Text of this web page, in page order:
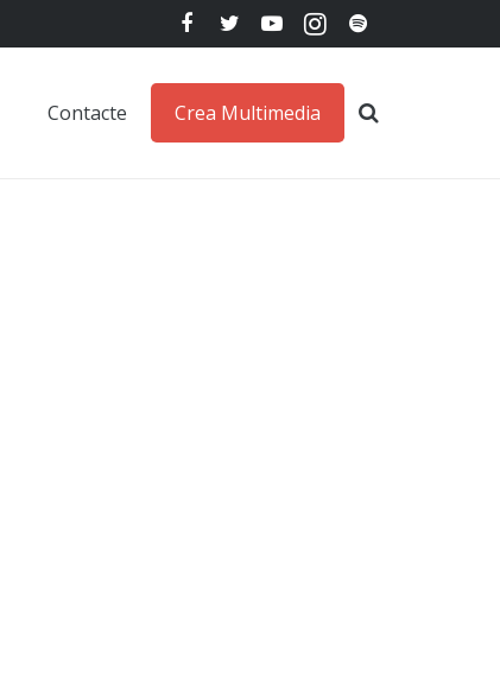
Contacte Crea Multimedia